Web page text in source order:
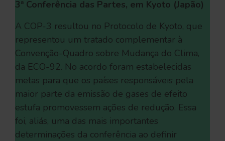
3ª Conferência das Partes, em Kyoto (Japão)
A COP-3 resultou no Protocolo de Kyoto, que
representou um tratado complementar à
Convenção-Quadro sobre Mudança do Clima,
da ECO-92. No acordo foram estabelecidas
metas para que os países responsáveis pela
maior parte da emissão de gases de efeito
estufa promovessem ações de redução. Essa
foi, aliás, uma das mais importantes
determinações da conferência ao definir